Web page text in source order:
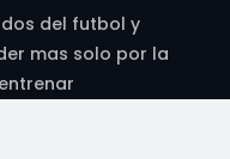
del futbol y
mas solo por la